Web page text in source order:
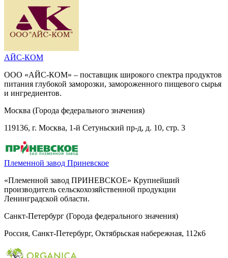
АЙС-КОМ
ООО «АЙС-КОМ» – поставщик широкого спектра продуктов
питания глубокой заморозки, замороженного пищевого сырья
и ингредиентов.
Москва (Города федерального значения)
119136, г. Москва, 1-й Сетуньский пр-д, д. 10, стр. 3
Племенной завод Приневское
«Племенной завод ПРИНЕВСКОЕ» Крупнейший
производитель сельскохозяйственной продукции
Ленинградской области.
Санкт-Петербург (Города федерального значения)
Россия, Санкт-Петербург, Октябрьская набережная, 112к6